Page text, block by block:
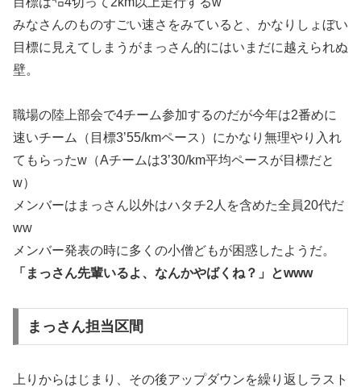
みなさんのものすごい速さをみていると、かなりしょぼい
目標に見えてしまうがまっさん的にはいまだに越えられぬ
壁。
職場の陸上部会で4チーム参加するのだが今年は2番めに
速いチーム（目標3’55/kmペース）にかなり無理やり入れ
てもらったw（Aチームは3’30/km平均ペースが目標だと
w）
メンバーはまっさん以外はハタチ2人を含めた全員20代だ
ww
メンバー発表の時に多くの小僧どもが困惑したようだ。
「まっさん先輩いるよ、なんかやばくね？」とwww
まっさん担当区間
上りからはじまり、その後アップダウンを繰り返しラスト